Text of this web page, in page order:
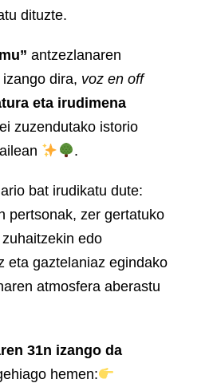
dituzte.
antzezlanaren
dira, voz en off
eta irudimena
zuzendutako istorio
.
bat irudikatu dute:
pertsonak, zer gertatuko
edo
gaztelaniaz egindako
atmosfera aberastu
31n izango da
hemen: